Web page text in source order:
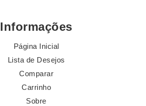
Informações
Página Inicial
Lista de Desejos
Comparar
Carrinho
Sobre